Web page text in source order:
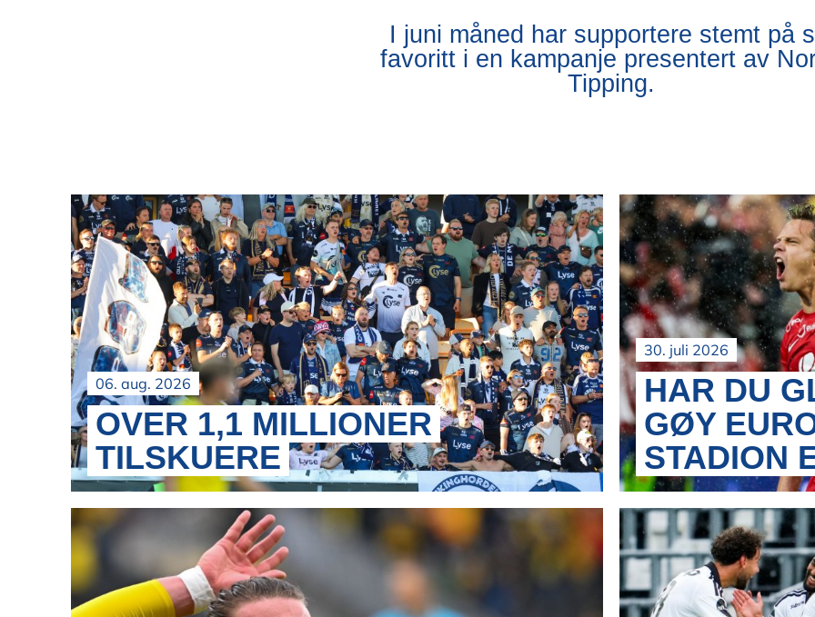
I juni måned har supportere stemt på
favoritt i en kampanje presentert av
Tipping.
06. aug. 2026
OVER 1,1 MILLIONER
TILSKUERE
30. juli 2026
HAR DU
GØY
STADION